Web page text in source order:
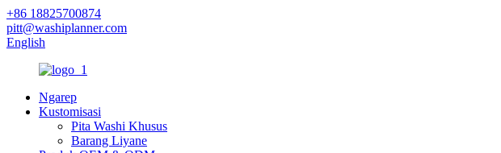
+86 18825700874
pitt@washiplanner.com
English
Ngarep
Kustomisasi
Pita Washi Khusus
Barang Liyane